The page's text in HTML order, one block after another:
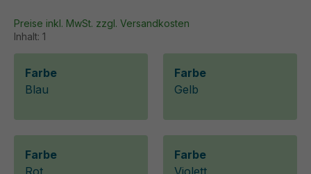
Inhalt: 1
Preise inkl. MwSt. zzgl. Versandkosten
Farbe
Blau
Farbe
Gelb
Farbe
Farbe